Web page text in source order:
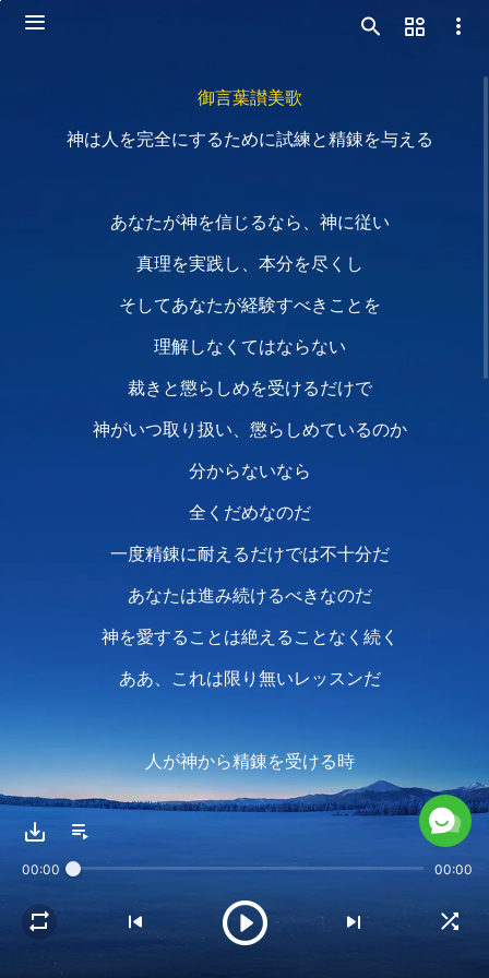
御言葉讃美歌
神は人を完全にするために試練と精錬を与える
あなたが神を信じるなら、神に従い
真理を実践し、本分を尽くし
そしてあなたが経験すべきことを
理解しなくてはならない
裁きと懲らしめを受けるだけで
神がいつ取り扱い、懲らしめているのか
分からないなら
全くだめなのだ
一度精錬に耐えるだけでは不十分だ
あなたは進み続けるべきなのだ
神を愛することは絶えることなく続く
ああ、これは限り無いレッスンだ
人が神から精錬を受ける時
人は苦しみの中を通り
神からの精錬が小さければ
00:00 00:00